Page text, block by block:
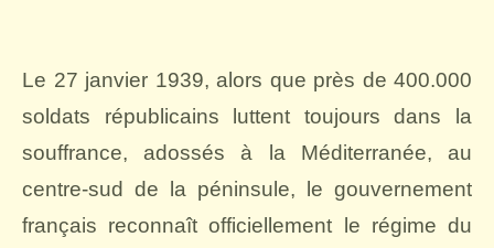
Le 27 janvier 1939, alors que près de 400.000
soldats républicains luttent toujours dans la
souffrance, adossés à la Méditerranée, au
centre-sud de la péninsule, le gouvernement
français reconnaît officiellement le régime du